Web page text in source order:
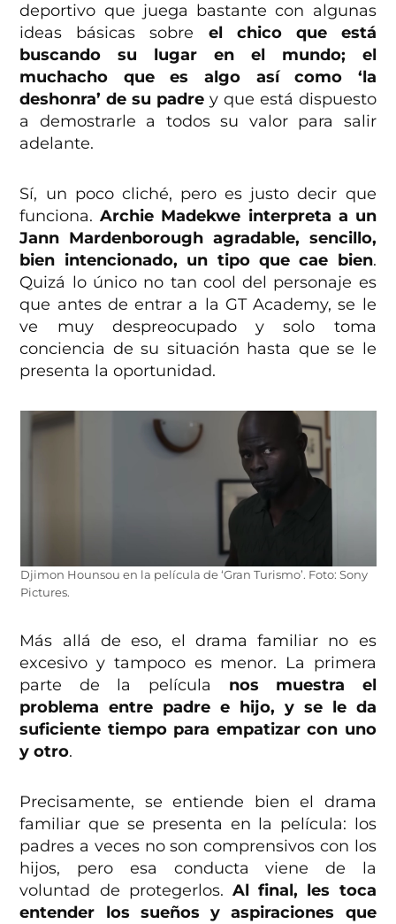
deportivo que juega bastante con algunas
ideas básicas sobre el chico que está
buscando su lugar en el mundo; el
muchacho que es algo así como ‘la
deshonra’ de su padre y que está dispuesto
a demostrarle a todos su valor para salir
adelante.
Sí, un poco cliché, pero es justo decir que
funciona.Archie Madekwe interpreta a un
Jann Mardenborough agradable, sencillo,
bien intencionado, un tipo que cae bien.
Quizá lo único no tan cool del personaje es
que antes de entrar a la GT Academy, se le
ve muy despreocupado y solo toma
conciencia de su situación hasta que se le
presenta la oportunidad.
Djimon Hounsou en la película de ‘Gran Turismo’. Foto: Sony
Pictures.
Más allá de eso, el drama familiar no es
excesivo y tampoco es menor. La primera
parte de la película nos muestra el
problema entre padre e hijo, y se le da
suficiente tiempo para empatizar con uno
y otro.
Precisamente, se entiende bien el drama
familiar que se presenta en la película: los
padres a veces no son comprensivos con los
hijos, pero esa conducta viene de la
voluntad de protegerlos. Al final, les toca
entender los sueños y aspiraciones que